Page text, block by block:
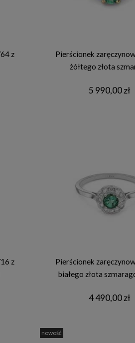
z
Pierścionek
żółtego złota
5 990,00 zł
z
Pierścionek
białego złota
4 490,00 zł
nowość